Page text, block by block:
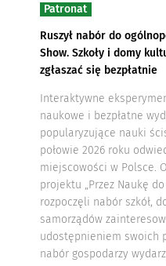
Patronat
Ruszył nabór do
Show. Szkoły i domy
zgłaszać się bezpłatnie
Interaktywne
naukowe i bezpłatne
popularyzujące nauki
połowie 2026 roku
miejscowości w Polsce.
projektu „Przez Naukę do
rozpoczęli nabór szkół,
samorządów
udostępnieniem swoich
nabór gospodarzy